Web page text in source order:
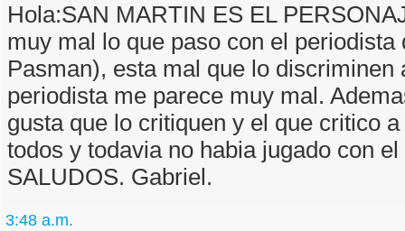
Hola:SAN MARTIN ES EL
muy mal lo que paso con el periodista
Pasman), esta mal que lo discriminen
periodista me parece muy mal.
gusta que lo critiquen y el que critico
todos y todavia no habia jugado con
SALUDOS. Gabriel.
3:48 a.m.